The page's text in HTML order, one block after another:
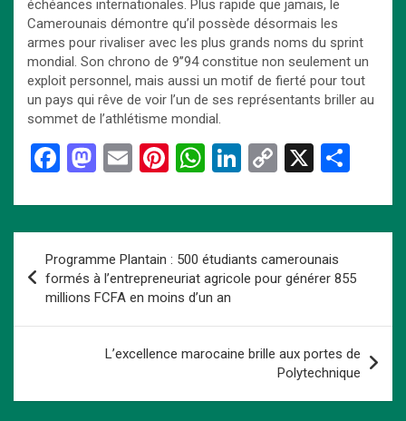
échéances internationales. Plus rapide que jamais, le
Camerounais démontre qu’il possède désormais les
armes pour rivaliser avec les plus grands noms du sprint
mondial. Son chrono de 9’’94 constitue non seulement un
exploit personnel, mais aussi un motif de fierté pour tout
un pays qui rêve de voir l’un de ses représentants briller au
sommet de l’athlétisme mondial.
F
ce
o
o
k
M
st
d
o
n
E
ail
Pi
er
es
t
W
at
s
A
p
p
Li
ke
n
C
py
n
X
ta
er
de
l’article
Programme Plantain : 500 étudiants camerounais
formés à l’entrepreneuriat agricole pour générer 855
millions FCFA en moins d’un an
L’excellence marocaine brille aux portes de
Polytechnique